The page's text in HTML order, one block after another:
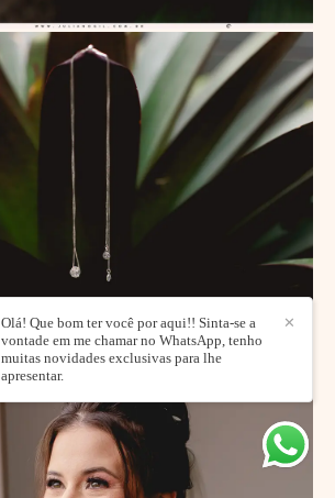
✕
Olá! Que bom ter você por aqui!! Sinta-se a
vontade em me chamar no WhatsApp, tenho
muitas novidades exclusivas para lhe
apresentar.